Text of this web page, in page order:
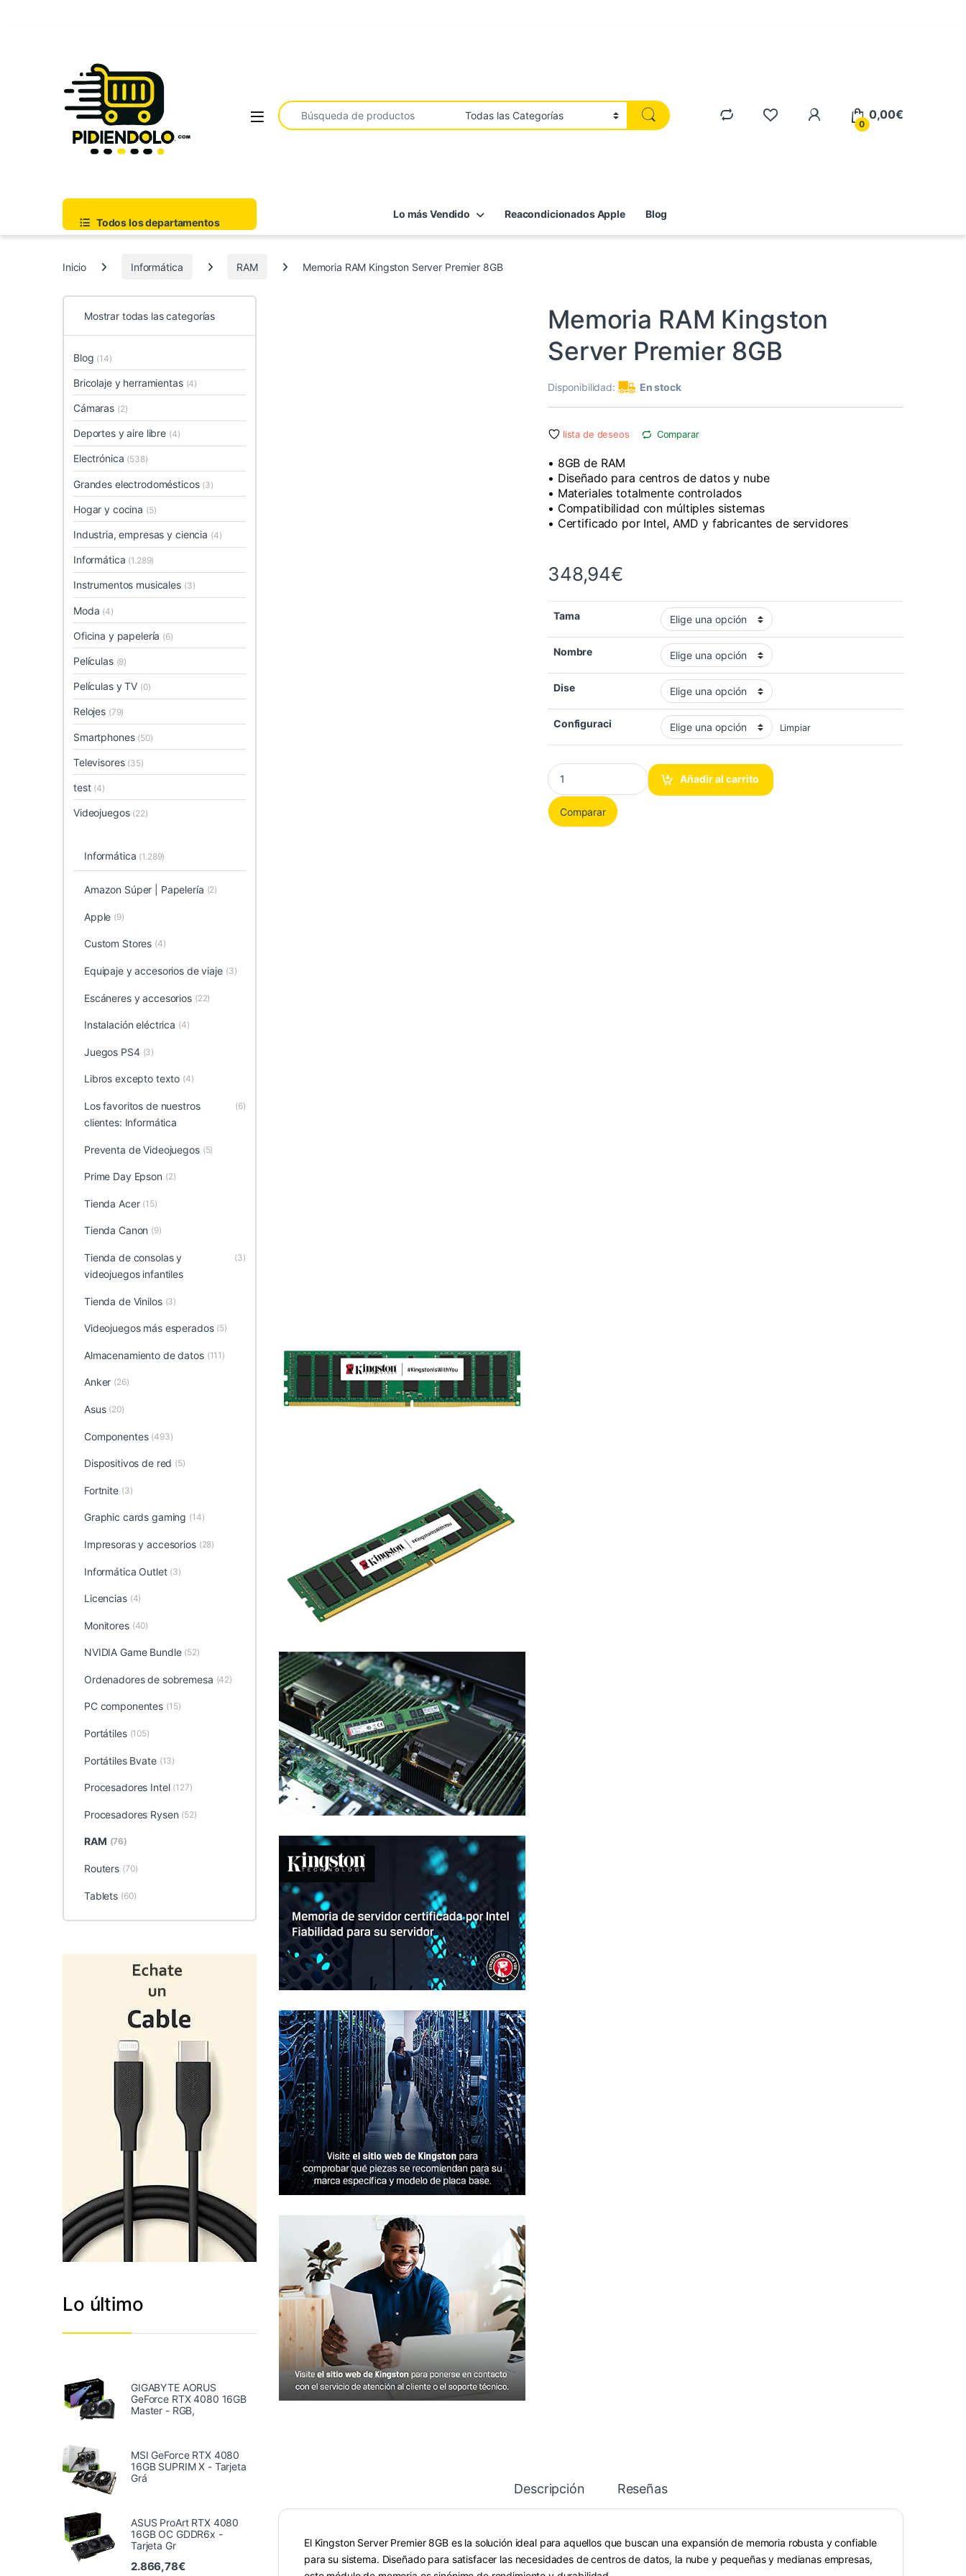
Buscar:
0
0,00€
Todos los departamentos
Lo más Vendido Reacondicionados Apple Blog
Inicio Informática RAM Memoria RAM Kingston Server Premier 8GB
Memoria RAM Kingston
Server Premier 8GB
Disponibilidad: En stock
lista de deseos Comparar
• 8GB de RAM
• Diseñado para centros de datos y nube
• Materiales totalmente controlados
• Compatibilidad con múltiples sistemas
• Certificado por Intel, AMD y fabricantes de servidores
348,94€
Tama
Nombre
Dise
Configuraci Limpiar
Memoria RAM Kingston Server Premier 8GB cantidad
Añadir al carrito
Comparar
Descripción Reseñas
El Kingston Server Premier 8GB es la solución ideal para aquellos que buscan una expansión de memoria robusta y confiable
para su sistema. Diseñado para satisfacer las necesidades de centros de datos, la nube y pequeñas y medianas empresas,
Mostrar todas las categorías
Blog (14)
Bricolaje y herramientas (4)
Cámaras (2)
Deportes y aire libre (4)
Electrónica (538)
Grandes electrodomésticos (3)
Hogar y cocina (5)
Industria, empresas y ciencia (4)
Informática (1.289)
Instrumentos musicales (3)
Moda (4)
Oficina y papelería (6)
Películas (8)
Películas y TV (0)
Relojes (79)
Smartphones (50)
Televisores (35)
test (4)
Videojuegos (22)
Informática (1.289)
Amazon Súper | Papelería (2)
Apple (9)
Custom Stores (4)
Equipaje y accesorios de viaje (3)
Escáneres y accesorios (22)
Instalación eléctrica (4)
Juegos PS4 (3)
Libros excepto texto (4)
Los favoritos de nuestros
clientes: Informática
(6)
Preventa de Videojuegos (5)
Prime Day Epson (2)
Tienda Acer (15)
Tienda Canon (9)
Tienda de consolas y
videojuegos infantiles
(3)
Tienda de Vinilos (3)
Videojuegos más esperados (5)
Almacenamiento de datos (111)
Anker (26)
Asus (20)
Componentes (493)
Dispositivos de red (5)
Fortnite (3)
Graphic cards gaming (14)
Impresoras y accesorios (28)
Informática Outlet (3)
Licencias (4)
Monitores (40)
NVIDIA Game Bundle (52)
Ordenadores de sobremesa (42)
PC componentes (15)
Portátiles (105)
Portátiles Bvate (13)
Procesadores Intel (127)
Procesadores Rysen (52)
RAM (76)
Routers (70)
Tablets (60)
Lo último
GIGABYTE AORUS
GeForce RTX 4080 16GB
Master - RGB,
MSI GeForce RTX 4080
16GB SUPRIM X - Tarjeta
Grá
ASUS ProArt RTX 4080
16GB OC GDDR6x -
Tarjeta Gr
2.866,78€